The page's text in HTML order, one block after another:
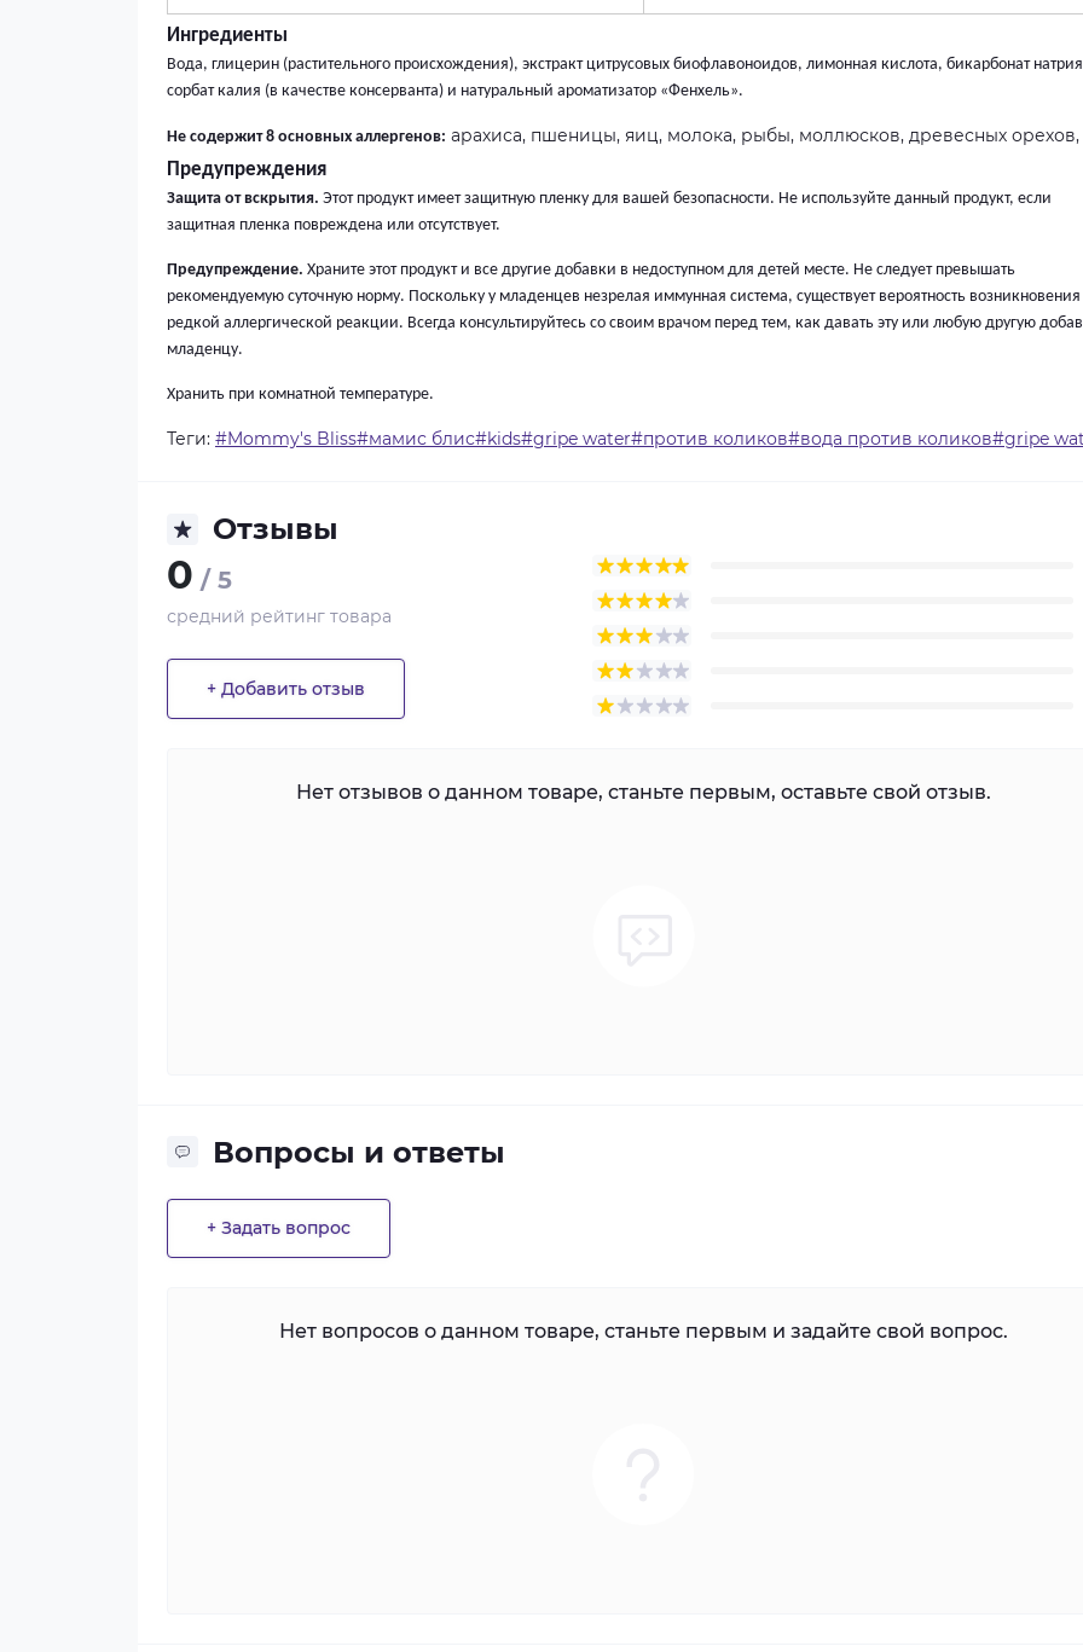
Ингредиенты
Вода, глицерин (растительного происхождения), экстракт цитрусовых биофлавоноидов, лимонная кислота, бикарбонат
сорбат калия (в качестве консерванта) и натуральный ароматизатор «Фенхель».
Не содержит 8 основных аллергенов: арахиса, пшеницы, яиц, молока, рыбы, моллюсков, древесных
Предупреждения
Защита от вскрытия. Этот продукт имеет защитную пленку для вашей безопасности. Не используйте данный продукт, если
защитная пленка повреждена или отсутствует.
Предупреждение. Храните этот продукт и все другие добавки в недоступном для детей месте. Не следует превышать
рекомендуемую суточную норму. Поскольку у младенцев незрелая иммунная система, существует вероятность возникновения
редкой аллергической реакции. Всегда консультируйтесь со своим врачом перед тем, как давать эту или любую другую
младенцу.
Хранить при комнатной температуре.
Теги: #Mommy's Bliss#мамис блис#kids#gripe water#против коликов#вода против коликов#gripe
Отзывы
0 / 5
средний рейтинг товара
+ Добавить отзыв
Нет отзывов о данном товаре, станьте первым, оставьте свой отзыв.
Вопросы и ответы
+ Задать вопрос
Нет вопросов о данном товаре, станьте первым и задайте свой вопрос.